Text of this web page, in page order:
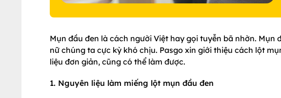
Mụn đầu đen là cách người Việt hay gọi tuyễn bã nhờn.
nữ chúng ta cực kỳ khó chịu. Pasgo xin giới thiệu cách lột
liệu đơn giản, cũng có thể làm được.
1. Nguyên liệu làm miếng lột mụn đầu đen